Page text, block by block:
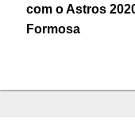
com o Astros
Formosa